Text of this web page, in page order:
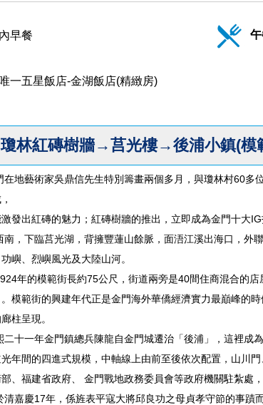
早餐
一五星飯店-金湖飯店(精緻房)
瓊林紅磚樹牆→莒光樓→後浦小鎮(模
在地藝術家吳鼎信先生特別籌畫兩個多月，與瓊林村60
發出紅磚的魅力；紅磚樹牆的推出，立即成為金門十大IG
南，下臨莒光湖，背擁豐蓮山餘脈，面浯江溪出海口，外
嶼、烈嶼風光及大陸山河。
年的模範街長約75公尺，街道兩旁是40間住商混合的
模範街的興建年代正是金門海外華僑經濟實力最巔峰的
柱呈現。
二十一年金門鎮總兵陳龍自金門城遷治「後浦」，這裡成
年間的四進式規模，中軸線上由前至後依次配置，山川
、福建省政府、 金門戰地政務委員會等政府機關駐紮處
清嘉慶17年，係旌表平寇大將邱良功之母貞孝守節的事蹟